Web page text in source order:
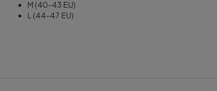
M (40-43 EU)
L (44-47 EU)